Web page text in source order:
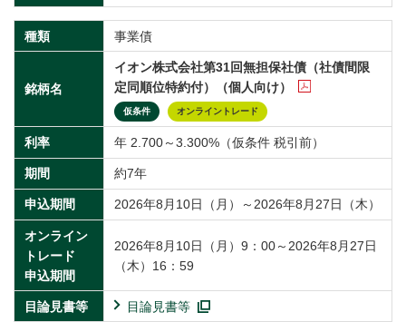
種類 事業債
銘柄名
イオン株式会社第31回無担保社債（社債間限
定同順位特約付）（個人向け）
仮条件 オンライントレード
利率 年 2.700～3.300%（仮条件 税引前）
期間 約7年
申込期間 2026年8月10日（月）～2026年8月27日（木）
オンライン
トレード
申込期間
2026年8月10日（月）9：00～2026年8月27日
（木）16：59
目論見書等 目論見書等